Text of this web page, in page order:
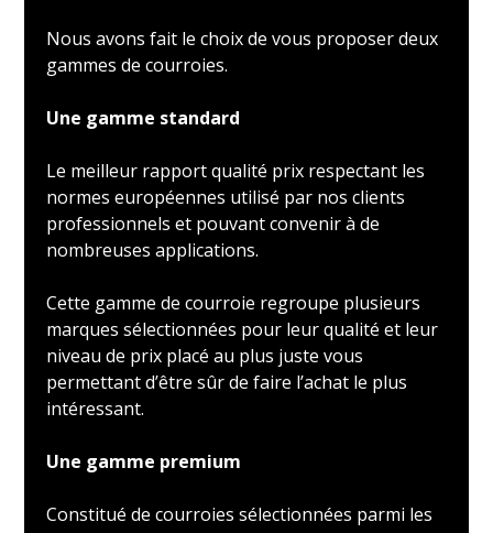
Nous avons fait le choix de vous proposer deux
gammes de courroies.
Une gamme standard
Le meilleur rapport qualité prix respectant les
normes européennes utilisé par nos clients
professionnels et pouvant convenir à de
nombreuses applications.
Cette gamme de courroie regroupe plusieurs
marques sélectionnées pour leur qualité et leur
niveau de prix placé au plus juste vous
permettant d’être sûr de faire l’achat le plus
intéressant.
Une gamme premium
Constitué de courroies sélectionnées parmi les